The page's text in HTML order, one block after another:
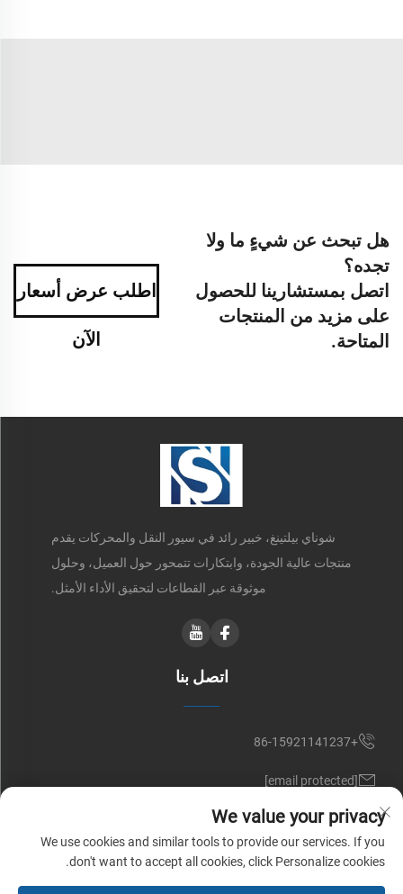
هل تبحث عن شيءٍ ما ولا
تجده؟
اتصل بمستشارينا للحصول
على مزيد من المنتجات
المتاحة.
اطلب عرض أسعار
الآن
شوناي بيلتينغ، خبير رائد في سيور النقل والمحركات يقدم
منتجات عالية الجودة، وابتكارات تتمحور حول العميل، وحلول
موثوقة عبر القطاعات لتحقيق الأداء الأمثل.
اتصل بنا
+86-15921141237
[email protected]
RM 602, NO. 1509, CAOAN ROAD, SHANGHAI, CHINA
We value your privacy
We use cookies and similar tools to provide our services. If you
don't want to accept all cookies, click Personalize cookies.